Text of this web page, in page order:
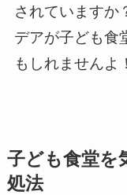
されていますか
デアが子ども食
もしれませんよ！
子ども食堂を
処法